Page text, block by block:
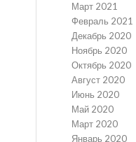
Март 2021
Февраль 2021
Декабрь 2020
Ноябрь 2020
Октябрь 2020
Август 2020
Июнь 2020
Май 2020
Март 2020
Январь 2020